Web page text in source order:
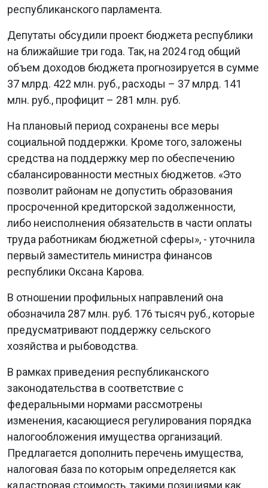
республиканского парламента.
Депутаты обсудили проект бюджета республики
на ближайшие три года. Так, на 2024 год общий
объем доходов бюджета прогнозируется в сумме
37 млрд. 422 млн. руб., расходы – 37 млрд. 141
млн. руб., профицит – 281 млн. руб.
На плановый период сохранены все меры
социальной поддержки. Кроме того, заложены
средства на поддержку мер по обеспечению
сбалансированности местных бюджетов. «Это
позволит районам не допустить образования
просроченной кредиторской задолженности,
либо неисполнения обязательств в части оплаты
труда работникам бюджетной сферы», - уточнила
первый заместитель министра финансов
республики Оксана Карова.
В отношении профильных направлений она
обозначила 287 млн. руб. 176 тысяч руб., которые
предусматривают поддержку сельского
хозяйства и рыбоводства.
В рамках приведения республиканского
законодательства в соответствие с
федеральными нормами рассмотрены
изменения, касающиеся регулирования порядка
налогообложения имущества организаций.
Предлагается дополнить перечень имущества,
налоговая база по которым определяется как
кадастровая стоимость, такими позициями как